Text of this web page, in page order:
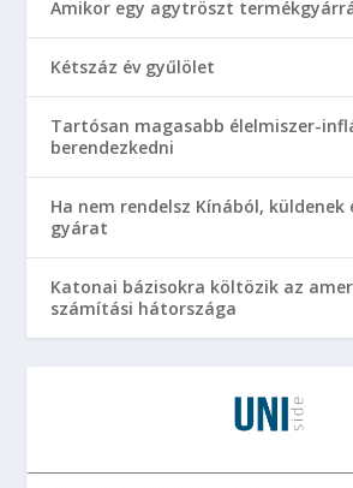
Amikor egy agytröszt
Kétszáz év gyűlölet
Tartósan magasabb élelmiszer-
berendezkedni
Ha nem rendelsz Kínából, küldenek
gyárat
Katonai bázisokra költözik az
számítási hátországa